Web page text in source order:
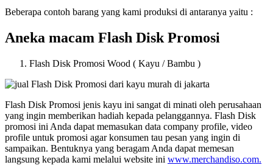
Beberapa contoh barang yang kami produksi di antaranya yaitu :
Aneka macam Flash Disk Promosi
Flash Disk Promosi Wood ( Kayu / Bambu )
Flash Disk Promosi jenis kayu ini sangat di minati oleh perusahaan
yang ingin memberikan hadiah kepada pelanggannya. Flash Disk
promosi ini Anda dapat memasukan data company profile, video
profile untuk promosi agar konsumen tau pesan yang ingin di
sampaikan. Bentuknya yang beragam Anda dapat memesan
langsung kepada kami melalui website ini www.merchandiso.com.